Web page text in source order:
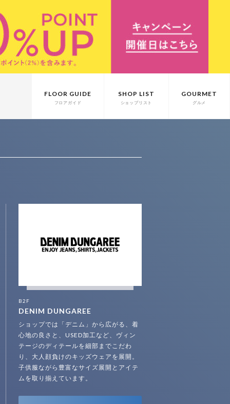
FLOOR GUIDE
フロアガイド
SHOP LIST
ショップリスト
GOURMET
グルメ
B2F
DENIM DUNGAREE
ショップでは「デニム」から広がる、着
心地の良さと、USED加工など、ヴィン
テージのディテールを細部までこだわ
り、大人顔負けのキッズウェアを展開。
子供服ながら豊富なサイズ展開とアイテ
ムを取り揃えています。